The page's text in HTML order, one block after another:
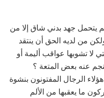
جهد بدني شاق إلا من
من لديه الحق أن ينتقد
لا تشوبها عواقب أليمة أو
عنه بعض المتعة ؟
الرجال المفتونون بنشوة
ما يعقبها من الألم